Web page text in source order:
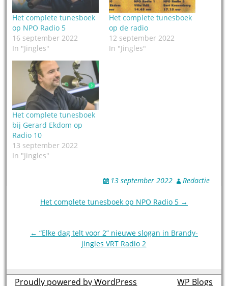
Het complete tunesboek
op NPO Radio 5
16 september 2022
In "Jingles"
Het complete tunesboek
op de radio
12 september 2022
In "Jingles"
Het complete tunesboek
bij Gerard Ekdom op
Radio 10
13 september 2022
In "Jingles"
13 september 2022 Redactie
Het complete tunesboek op NPO Radio 5 →
← “Elke dag telt voor 2” nieuwe slogan in Brandy-
jingles VRT Radio 2
Proudly powered by WordPress theme byWP Blogs